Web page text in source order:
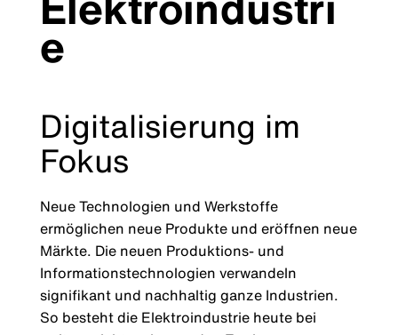
e
Digitalisierung im
Fokus
Neue Technologien und Werkstoffe
ermöglichen neue Produkte und eröffnen neue
Märkte. Die neuen Produktions- und
Informationstechnologien verwandeln
signifikant und nachhaltig ganze Industrien.
So besteht die Elektroindustrie heute bei